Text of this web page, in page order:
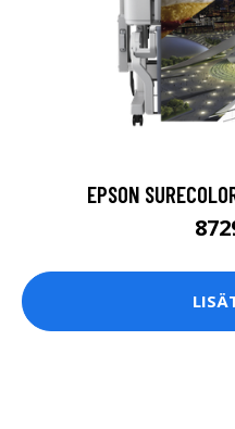
EPSON